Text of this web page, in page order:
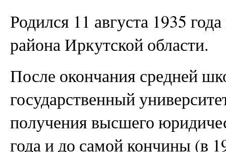
Родился 11 августа 1935
района Иркутской области.
После окончания средней
государственный
получения высшего
года и до самой кончины (в